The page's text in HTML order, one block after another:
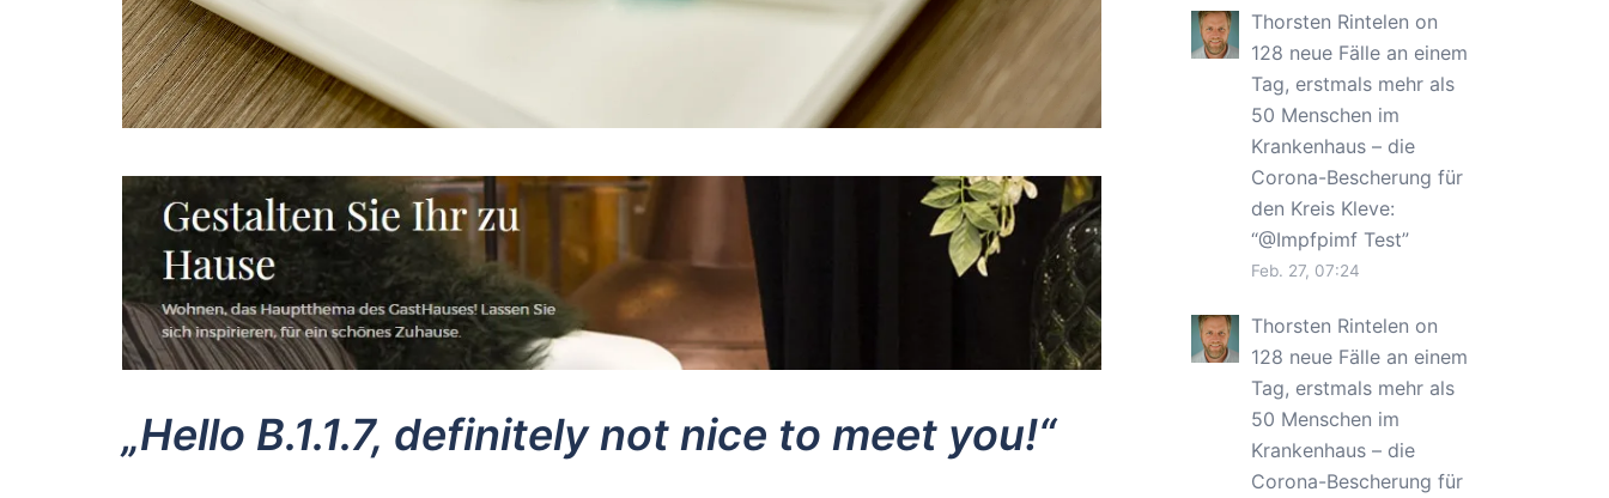
„Hello B.1.1.7, definitely not nice to meet you!“
Thorsten Rintelen on
128 neue Fälle an einem
Tag, erstmals mehr als
50 Menschen im
Krankenhaus – die
Corona-Bescherung für
den Kreis Kleve:
“@Impfpimf Test”
Feb. 27, 07:24
Thorsten Rintelen on
128 neue Fälle an einem
Tag, erstmals mehr als
50 Menschen im
Krankenhaus – die
Corona-Bescherung für